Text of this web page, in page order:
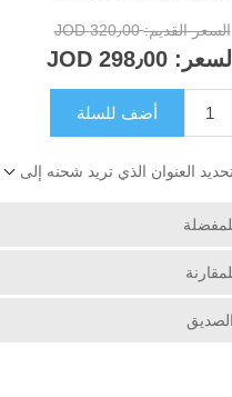
السعر القديم: 320٫00 JOD
السعر: 298٫00 JOD
أضف للسلة
العنوان الذي تريد شحنه إلى